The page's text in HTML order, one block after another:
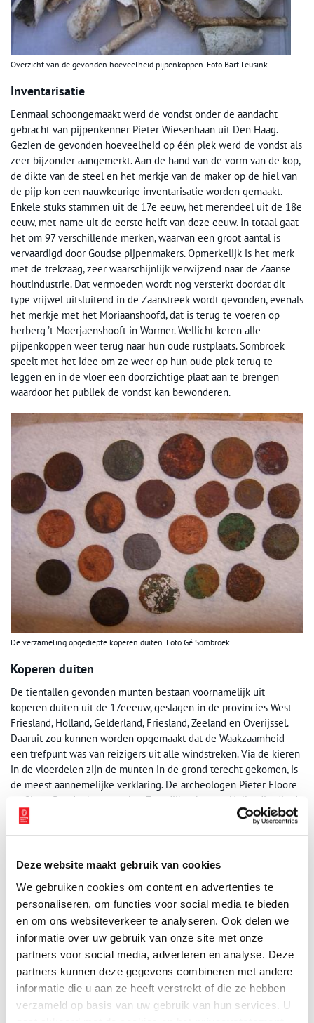
Deze website maakt gebruik van cookies
We gebruiken cookies om content en advertenties te
personaliseren, om functies voor social media te bieden
en om ons websiteverkeer te analyseren. Ook delen we
informatie over uw gebruik van onze site met onze
partners voor social media, adverteren en analyse. Deze
partners kunnen deze gegevens combineren met andere
informatie die u aan ze heeft verstrekt of die ze hebben
verzameld op basis van uw gebruik van hun services. U
Overzicht van de gevonden hoeveelheid pijpenkoppen. Foto Bart Leusink
Inventarisatie
Eenmaal schoongemaakt werd de vondst onder de aandacht
gebracht van pijpenkenner Pieter Wiesenhaan uit Den Haag.
Gezien de gevonden hoeveelheid op één plek werd de vondst als
zeer bijzonder aangemerkt. Aan de hand van de vorm van de kop,
de dikte van de steel en het merkje van de maker op de hiel van
de pijp kon een nauwkeurige inventarisatie worden gemaakt.
Enkele stuks stammen uit de 17e eeuw, het merendeel uit de 18e
eeuw, met name uit de eerste helft van deze eeuw. In totaal gaat
het om 97 verschillende merken, waarvan een groot aantal is
vervaardigd door Goudse pijpenmakers. Opmerkelijk is het merk
met de trekzaag, zeer waarschijnlijk verwijzend naar de Zaanse
houtindustrie. Dat vermoeden wordt nog versterkt doordat dit
type vrijwel uitsluitend in de Zaanstreek wordt gevonden, evenals
het merkje met het Moriaanshoofd, dat is terug te voeren op
herberg ’t Moerjaenshooft in Wormer. Wellicht keren alle
pijpenkoppen weer terug naar hun oude rustplaats. Sombroek
speelt met het idee om ze weer op hun oude plek terug te
leggen en in de vloer een doorzichtige plaat aan te brengen
waardoor het publiek de vondst kan bewonderen.
De verzameling opgediepte koperen duiten. Foto Gé Sombroek
Koperen duiten
De tientallen gevonden munten bestaan voornamelijk uit
koperen duiten uit de 17eeeuw, geslagen in de provincies West-
Friesland, Holland, Gelderland, Friesland, Zeeland en Overijssel.
Daaruit zou kunnen worden opgemaakt dat de Waakzaamheid
een trefpunt was van reizigers uit alle windstreken. Via de kieren
in de vloerdelen zijn de munten in de grond terecht gekomen, is
de meest aannemelijke verklaring. De archeologen Pieter Floore
en Sjeng Daudenberg van het Zaandijkse bureau Hollandia, die de
munten onder de loep namen, waren vooral verrast door het
kerkvloeren komen we vaak duiten tegen, maar zilveren munten
kerkgangers die het kerkenzakje vulden’’, aldus Floore. Het feit
dat deze zilveren munten op één plek bijeen zijn gevonden, doet
vermoeden dat iemand ze ooit heeft verborgen, als appeltje voor
de dorst. ,,Ze moeten destijds een aardige waarde hebben
vertegenwoordigd. Het zal een flinke tegenvaller zijn geweest
voor de persoon die ze is kwijtgeraakt’’, veronderstelt
Daudzenberg, die spreekt van een ‘aardige’ vondst. Toch verbazen
de beide archeologen zich erover dat er niet meer munten zijn